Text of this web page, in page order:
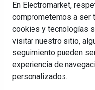
REVISTA 378
En Electromarket,
comprometemos a ser
cookies y tecnologías
visitar nuestro sitio,
seguimiento pueden
experiencia de
personalizados.